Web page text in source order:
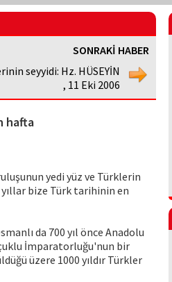
SONRAKİ HABER
seyyidi: Hz. HÜSEYİN
, 11 Eki 2006
hafta
yedi yüz ve Türklerin
bize Türk tarihinin en
da 700 yıl önce Anadolu
İmparatorluğu'nun bir
üzere 1000 yıldır Türkler